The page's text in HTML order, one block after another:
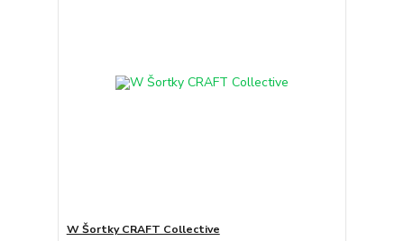
W Šortky CRAFT Collective